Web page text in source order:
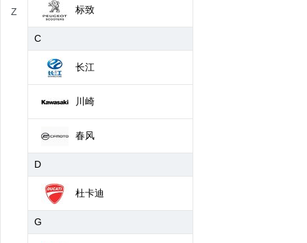
Z
标致
C
长江
川崎
春风
D
杜卡迪
G